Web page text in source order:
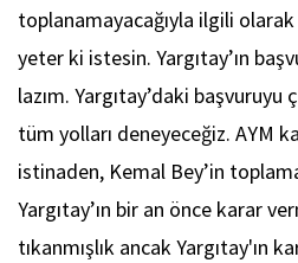
toplanamayacağıyla ilgili
yeter ki istesin. Yargıtay’ın
lazım. Yargıtay’daki
tüm yolları deneyeceğiz. AYM
istinaden, Kemal Bey’in
Yargıtay’ın bir an önce karar
tıkanmışlık ancak Yargıtay'ın